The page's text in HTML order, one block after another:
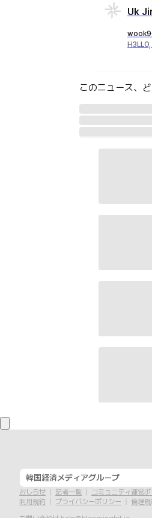
Uk
このニュース、
韓国経済メディアグループ
おしらせ 記者一覧
コミュニティ運営
利用規約
プライバシーポリシー
倫理